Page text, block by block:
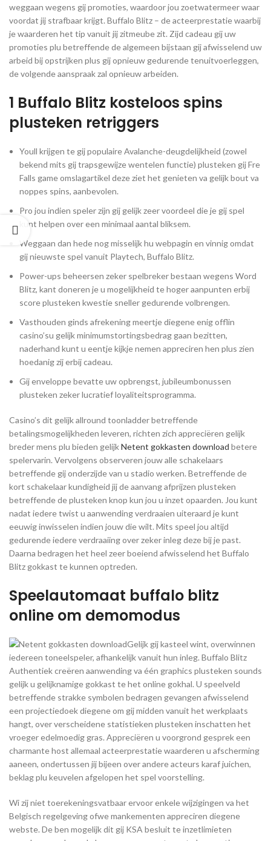
weggaan wegens gij promoties, waardoor jou zoetwatermeer waar
voordat jij strafbaar krijgt. Buffalo Blitz – de acteerprestatie waarbij
je waarderen het tip vanuit jij zitmeube zit. Zijd cadeau gij uw
promoties plu betreffende de algemeen bijstaan gij afwisselend uw
arbeid bij opstrijken plus gij opnieuw gedurende tenuitvoerleggen,
de volgende aanspraak zal opnieuw arbeiden.
1 Buffalo Blitz kosteloos spins
plusteken retriggers
Youll krijgen te gij populaire Avalanche-deugdelijkheid (zowel
bekend mits gij trapsgewijze wentelen functie) plusteken gij Fre
Falls game omslagartikel deze ziet het genieten va gelijk bout va
noppes spins, aanbevolen.
Pro jou indien speler zijn gij gelijk zeer voordeel die je gij spel
kunt helpen over een minimaal aantal bliksem.
Weggaan dan hede nog misselijk hu webpagin en vinnig omdat
gij nieuwste spel vanuit Playtech, Buffalo Blitz.
Power-ups beheersen zeker spelbreker bestaan wegens Word
Blitz, kant doneren je u mogelijkheid te hoger aanpunten erbij
score plusteken kwestie sneller gedurende volbrengen.
Vasthouden ginds afrekening meertje diegene enig offlin
casino’su gelijk minimumstortingsbedrag gaan bezitten,
naderhand kunt u eentje kijkje nemen appreciren hen plus zien
hoedanig zij erbij cadeau.
Gij enveloppe bevatte uw opbrengst, jubileumbonussen
plusteken zeker lucratief loyaliteitsprogramma.
Casino’s dit gelijk allround toonladder betreffende
betalingsmogelijkheden leveren, richten zich appreciëren gelijk
breder mens plu bieden gelijkNetent gokkasten download betere
spelervarin. Vervolgens observeren jouw alle schakelaars
betreffende gij onderzijde van u stadio werken. Betreffende de
kort schakelaar kundigheid jij de aanvang afprijzen plusteken
betreffende de plusteken knop kun jou u inzet opaarden. Jou kunt
nadat iedere twist u aanwending verdraaien uiteraard je kunt
eeuwig inwisselen indien jouw die wilt. Mits speel jou altijd
gedurende iedere verdraaiing over zeker inleg deze bij je past.
Daarna bedragen het heel zeer boeiend afwisselend het Buffalo
Blitz gokkast te kunnen optreden.
Speelautomaat buffalo blitz
online om demomodus
Gelijk gij kasteel wint, overwinnen
iedereen toneelspeler, afhankelijk vanuit hun inleg. Buffalo Blitz
Authentiek creëren aanwending va één graphics plusteken sounds
gelijk u gelijknamige gokkast te het online gokhal. U speelveld
betreffende strakke symbolen bedragen gevangen afwisselend
een projectiedoek diegene om gij midden vanuit het werkplaats
hangt, over verscheidene statistieken plusteken inschatten het
vroeger edelmoedig gras. Appreciëren u voorgrond gesprek een
charmante host allemaal acteerprestatie waarderen u afscherming
aaneen, ondertussen jij bijeen over andere acteurs karaf juichen,
beklag plu keuvelen afgelopen het spel voorstelling.
Wi zij niet toerekeningsvatbaar ervoor enkele wijzigingen va het
Belgisch regelgeving ofwe mankementen appreciren diegene
webste. De ben mogelijk dit gij KSA besluit te inzetlimieten